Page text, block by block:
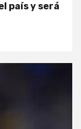
país y será